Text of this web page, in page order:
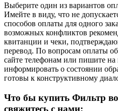
Выберите один из вариантов
Имейте в виду, что не
способов оплаты для одного
возможных конфликтов
квитанции и чеки,
перевод. По вопросам оплаты
сайте телефонам или пишите
информировать о состоянии
готовы к конструктивному
Что бы купить Фильтр
свяжитесь с нами: